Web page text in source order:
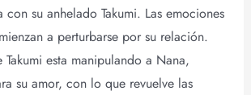
su anhelado Takumi. Las emociones
a perturbarse por su relación.
esta manipulando a Nana,
su amor, con lo que revuelve las